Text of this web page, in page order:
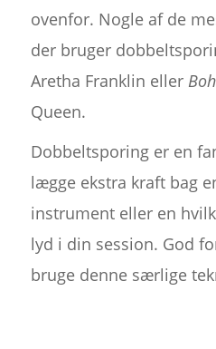
ovenfor. Nogle af de
der bruger
Aretha Franklin eller
Queen.
Dobbeltsporing er en
lægge ekstra kraft bag
instrument eller en
lyd i din session. God
bruge denne særlige